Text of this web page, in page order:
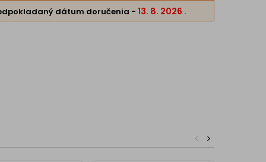
dátum doručenia - 13. 8. 2026 .
>
<